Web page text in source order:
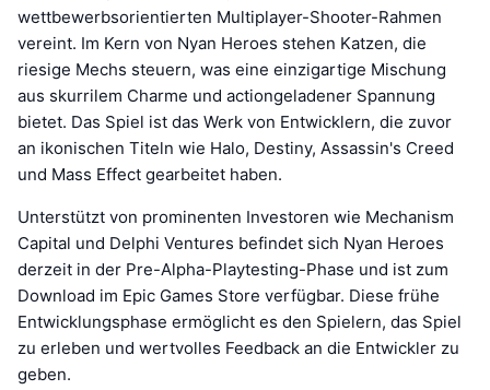
wettbewerbsorientierten Multiplayer-Shooter-Rahmen
vereint. Im Kern von Nyan Heroes stehen Katzen, die
riesige Mechs steuern, was eine einzigartige Mischung
aus skurrilem Charme und actiongeladener Spannung
bietet. Das Spiel ist das Werk von Entwicklern, die zuvor
an ikonischen Titeln wie Halo, Destiny, Assassin's Creed
und Mass Effect gearbeitet haben.
Unterstützt von prominenten Investoren wie Mechanism
Capital und Delphi Ventures befindet sich Nyan Heroes
derzeit in der Pre-Alpha-Playtesting-Phase und ist zum
Download im Epic Games Store verfügbar. Diese frühe
Entwicklungsphase ermöglicht es den Spielern, das Spiel
zu erleben und wertvolles Feedback an die Entwickler zu
geben.